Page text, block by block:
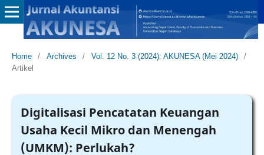
Home / Archives / Vol. 12 No. 3 (2024): AKUNESA (Mei 2024)
/
Artikel
Digitalisasi Pencatatan Keuangan
Usaha Kecil Mikro dan Menengah
(UMKM): Perlukah?